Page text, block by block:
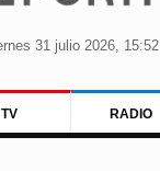
31 julio 2026, 15:52
TV RADIO